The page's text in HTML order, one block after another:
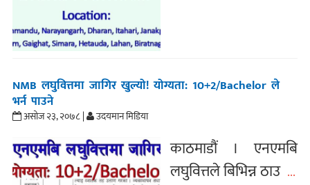
NMB लघुवित्तमा जागिर खुल्यो! योग्यता: 10+2/Bachelor ले
भर्न पाउने
असोज २३, २०७८ | उदयमान मिडिया
काठमाडौं । एनएमबि
लघुवित्तले बिभिन्न ठाउ ...